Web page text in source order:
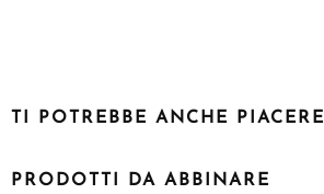
TI POTREBBE ANCHE PIACERE
PRODOTTI DA ABBINARE